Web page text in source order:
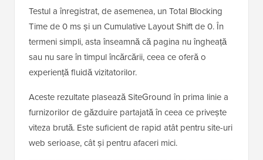
Testul a înregistrat, de asemenea, un Total Blocking
Time de 0 ms și un Cumulative Layout Shift de 0. În
termeni simpli, asta înseamnă că pagina nu îngheață
sau nu sare în timpul încărcării, ceea ce oferă o
experiență fluidă vizitatorilor.
Aceste rezultate plasează SiteGround în prima linie a
furnizorilor de găzduire partajată în ceea ce privește
viteza brută. Este suficient de rapid atât pentru site-uri
web serioase, cât și pentru afaceri mici.